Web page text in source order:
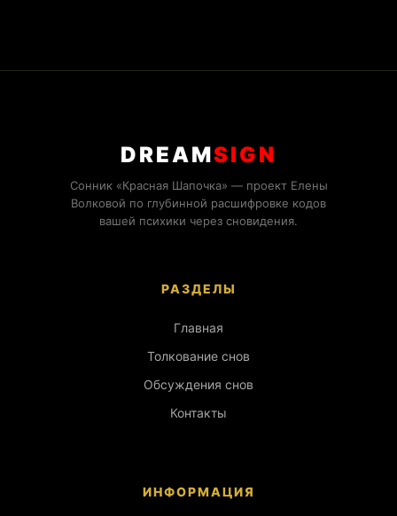
DREAMSIGN
Сонник «Красная Шапочка» — проект Елены
Волковой по глубинной расшифровке кодов
вашей психики через сновидения.
РАЗДЕЛЫ
Главная
Толкование снов
Обсуждения снов
Контакты
ИНФОРМАЦИЯ